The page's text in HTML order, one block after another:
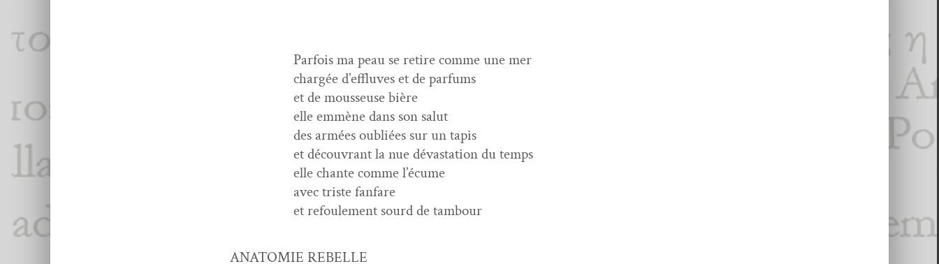
Par­fois ma peau se retire comme une mer
chargée d’effluves et de parfums
et de mousseuse bière
elle emmène dans son salut
des armées oubliées sur un tapis
et décou­vrant la nue dévas­ta­tion du temps
elle chante comme l’écume
avec triste fanfare
et refoule­ment sourd de tambour
ANATOMIE REBELLE